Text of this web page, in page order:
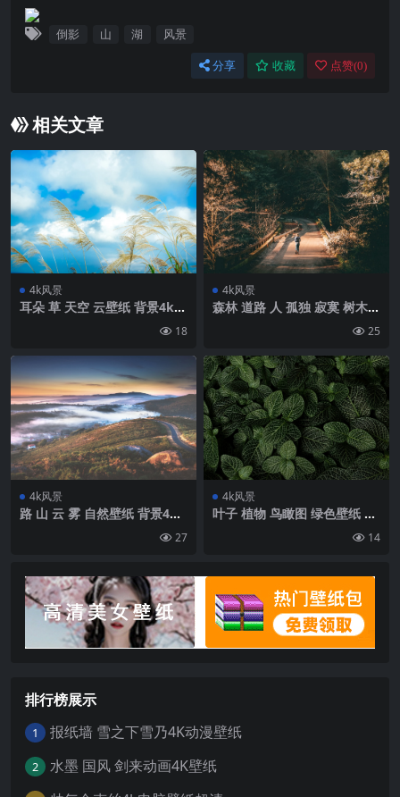
倒影 山 湖 风景
分享 收藏 点赞(0)
相关文章
4k风景
耳朵 草 天空 云壁纸 背景4k高
18
4k风景
森林 道路 人 孤独 寂寞 树木
25
4k风景
路 山 云 雾 自然壁纸 背景4k
27
4k风景
叶子 植物 鸟瞰图 绿色壁纸 背
14
排行榜展示
1 报纸墙 雪之下雪乃4K动漫壁纸
2 水墨 国风 剑来动画4K壁纸